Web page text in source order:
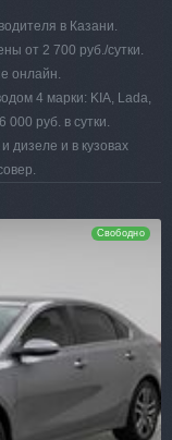
в Казани.
от 2 700 руб./сутки.
онлайн.
4 марки: KIA, Lada,
руб. в сутки.
и в кузовах
Свободно